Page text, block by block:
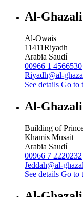
Al-
Al-Owais
11411Riyadh
Arabia Saudí
00966 1 4566530
Riyadh@al-
See details Go to
Al-
Building of
Khamis Musait
Arabia Saudí
00966 7 2220232
Jeddah@al-
See details Go to